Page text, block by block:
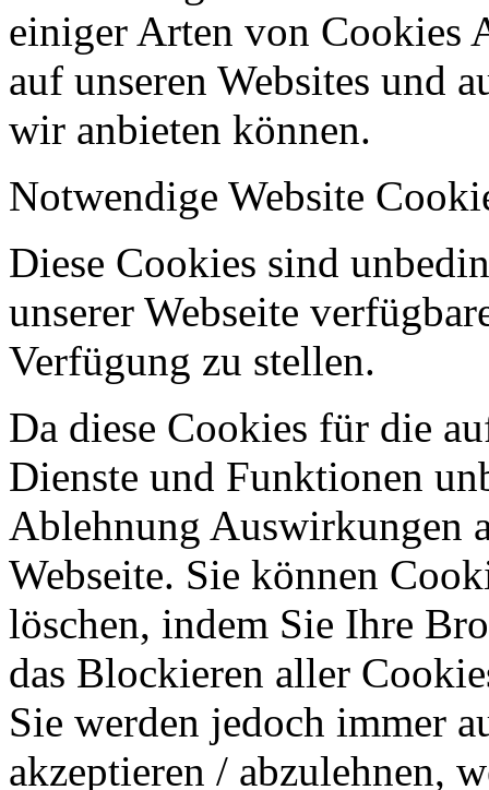
einiger Arten von Cookies
auf unseren Websites und
wir anbieten können.
Notwendige Website
Diese Cookies sind
unserer Webseite
Verfügung zu stellen.
Da diese Cookies für die
Dienste und Funktionen
Ablehnung Auswirkungen
Webseite. Sie können
löschen, indem Sie Ihre
das Blockieren aller
Sie werden jedoch immer
akzeptieren / abzulehnen,